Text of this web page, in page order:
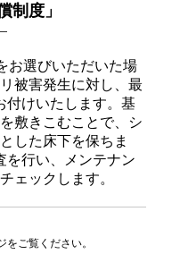
制度」
お選びいただいた場
被害発生に対し、最
付けいたします。基
敷きこむことで、シ
した床下を保ちま
を行い、メンテナン
ェックします。
ご覧ください。